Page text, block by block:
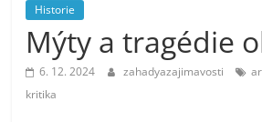
Historie
Mýty a tragédie
6. 12. 2024 zahadyazajimavosti
kritika